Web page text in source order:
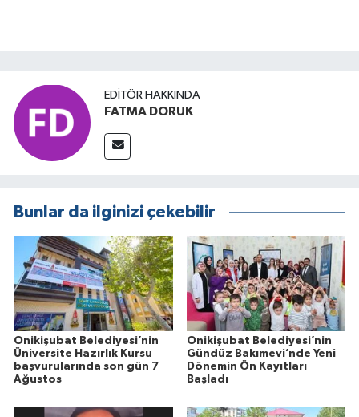
EDITÖR HAKKINDA
FATMA DORUK
Bunlar da ilginizi çekebilir
Onikişubat Belediyesi’nin
Üniversite Hazırlık Kursu
başvurularında son gün 7
Ağustos
Onikişubat Belediyesi’nin
Gündüz Bakımevi’nde Yeni
Dönemin Ön Kayıtları
Başladı